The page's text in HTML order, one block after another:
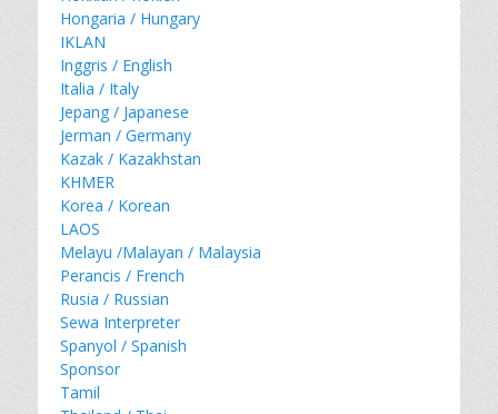
Hongaria / Hungary
IKLAN
Inggris / English
Italia / Italy
Jepang / Japanese
Jerman / Germany
Kazak / Kazakhstan
KHMER
Korea / Korean
LAOS
Melayu /Malayan / Malaysia
Perancis / French
Rusia / Russian
Sewa Interpreter
Spanyol / Spanish
Sponsor
Tamil